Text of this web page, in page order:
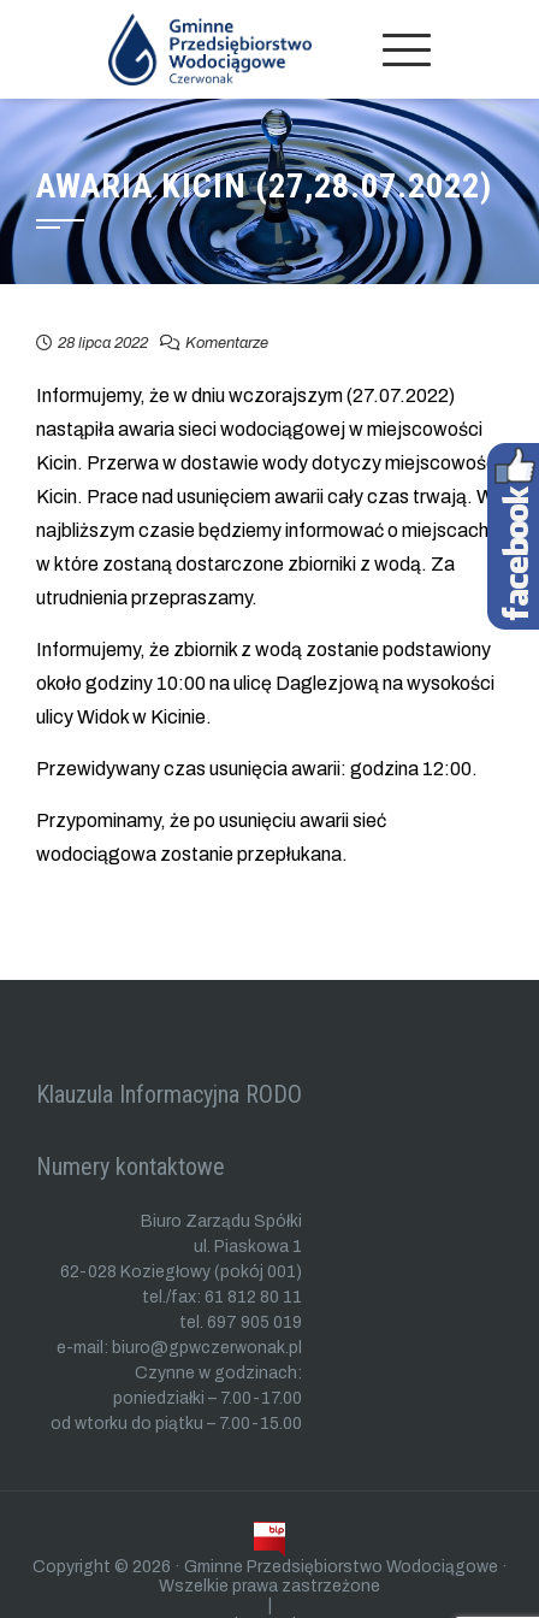
AWARIA KICIN (27,28.07.2022)
28 lipca 2022 Komentarze
Informujemy, że w dniu wczorajszym (27.07.2022)
nastąpiła awaria sieci wodociągowej w miejscowości
Kicin. Przerwa w dostawie wody dotyczy miejscowości
Kicin. Prace nad usunięciem awarii cały czas trwają. W
najbliższym czasie będziemy informować o miejscach
w które zostaną dostarczone zbiorniki z wodą. Za
utrudnienia przepraszamy.
Informujemy, że zbiornik z wodą zostanie podstawiony
około godziny 10:00 na ulicę Daglezjową na wysokości
ulicy Widok w Kicinie.
Przewidywany czas usunięcia awarii: godzina 12:00.
Przypominamy, że po usunięciu awarii sieć
wodociągowa zostanie przepłukana.
Klauzula Informacyjna RODO
Numery kontaktowe
Biuro Zarządu Spółki
ul. Piaskowa 1
62-028 Koziegłowy (pokój 001)
tel./fax: 61 812 80 11
tel. 697 905 019
e-mail: biuro@gpwczerwonak.pl
Czynne w godzinach:
poniedziałki – 7.00-17.00
od wtorku do piątku – 7.00-15.00
Copyright © 2026 · Gminne Przedsiębiorstwo Wodociągowe ·
Wszelkie prawa zastrzeżone